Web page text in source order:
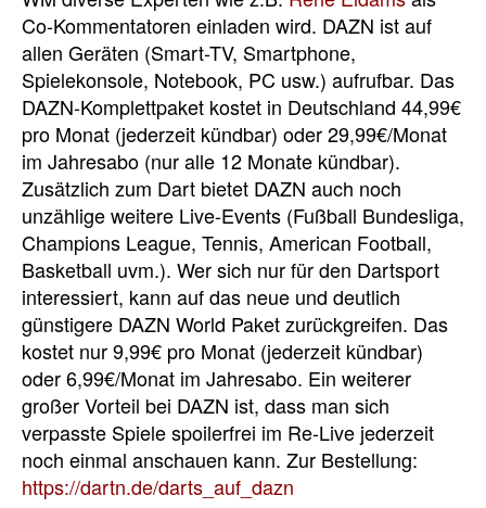
Co-Kommentatoren einladen wird. DAZN ist auf
allen Geräten (Smart-TV, Smartphone,
Spielekonsole, Notebook, PC usw.) aufrufbar. Das
DAZN-Komplettpaket kostet in Deutschland 44,99€
pro Monat (jederzeit kündbar) oder 29,99€/Monat
im Jahresabo (nur alle 12 Monate kündbar).
Zusätzlich zum Dart bietet DAZN auch noch
unzählige weitere Live-Events (Fußball Bundesliga,
Champions League, Tennis, American Football,
Basketball uvm.). Wer sich nur für den Dartsport
interessiert, kann auf das neue und deutlich
günstigere DAZN World Paket zurückgreifen. Das
kostet nur 9,99€ pro Monat (jederzeit kündbar)
oder 6,99€/Monat im Jahresabo. Ein weiterer
großer Vorteil bei DAZN ist, dass man sich
verpasste Spiele spoilerfrei im Re-Live jederzeit
noch einmal anschauen kann. Zur Bestellung:
https://dartn.de/darts_auf_dazn